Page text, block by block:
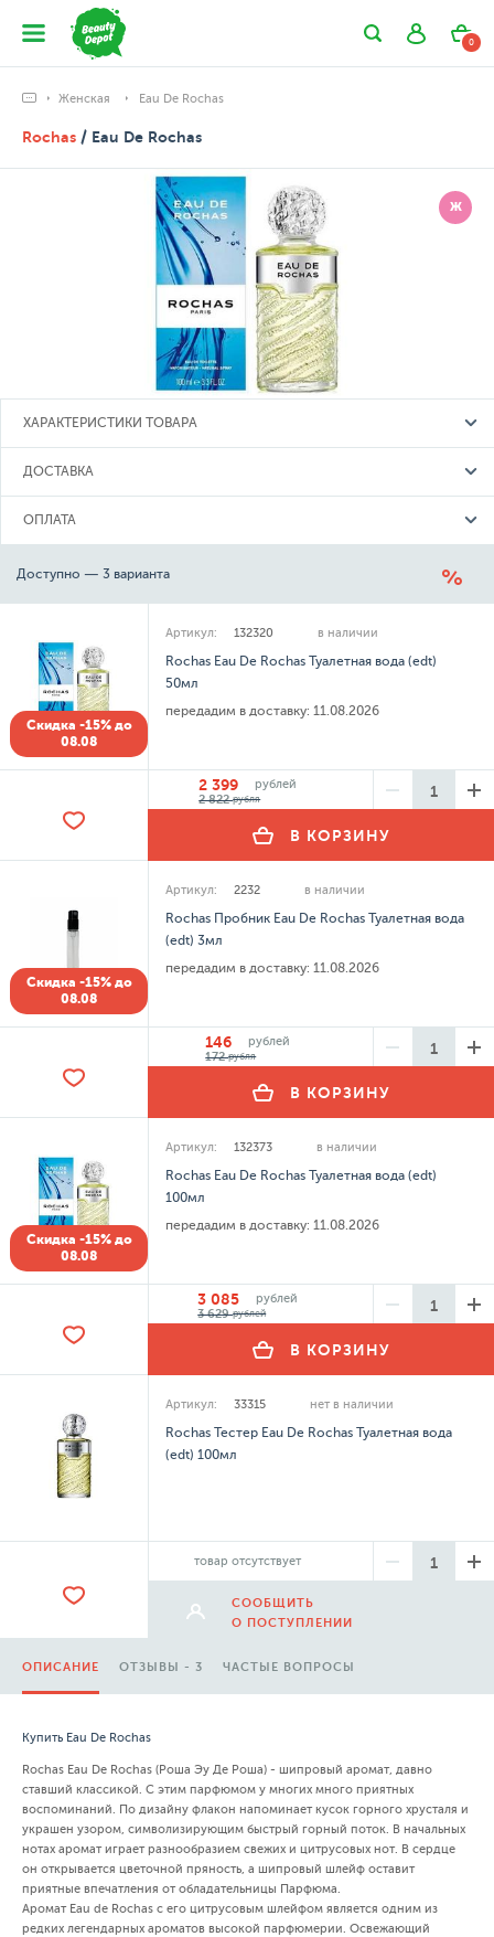
0
Женская Eau De Rochas
Rochas / Eau De Rochas
Ж
ХАРАКТЕРИСТИКИ ТОВАРА
ДОСТАВКА
ОПЛАТА
Доступно — 3 варианта
Скидка -15% до
08.08
Артикул: 132320 в наличии
Rochas Eau De Rochas Туалетная вода (edt)
50мл
передадим в доставку: 11.08.2026
2 399
рублей
2 822рубля
В КОРЗИНУ
Скидка -15% до
08.08
Артикул: 2232 в наличии
Rochas Пробник Eau De Rochas Туалетная вода
(edt) 3мл
передадим в доставку: 11.08.2026
146
рублей
172рубля
В КОРЗИНУ
Скидка -15% до
08.08
Артикул: 132373 в наличии
Rochas Eau De Rochas Туалетная вода (edt)
100мл
передадим в доставку: 11.08.2026
3 085
рублей
3 629рублей
В КОРЗИНУ
Артикул: 33315 нет в наличии
Rochas Тестер Eau De Rochas Туалетная вода
(edt) 100мл
товар отсутствует
СООБЩИТЬ
О ПОСТУПЛЕНИИ
ОПИСАНИЕ ОТЗЫВЫ - 3 ЧАСТЫЕ ВОПРОСЫ
Купить Eau De Rochas
Rochas Eau De Rochas (Роша Эу Де Роша) - шипровый аромат, давно
ставший классикой. С этим парфюмом у многих много приятных
воспоминаний. По дизайну флакон напоминает кусок горного хрусталя и
украшен узором, символизирующим быстрый горный поток. В начальных
нотах аромат играет разнообразием свежих и цитрусовых нот. В сердце
он открывается цветочной пряность, а шипровый шлейф оставит
приятные впечатления от обладательницы Парфюма.
Аромат Eau de Rochas с его цитрусовым шлейфом является одним из
редких легендарных ароматов высокой парфюмерии. Освежающий